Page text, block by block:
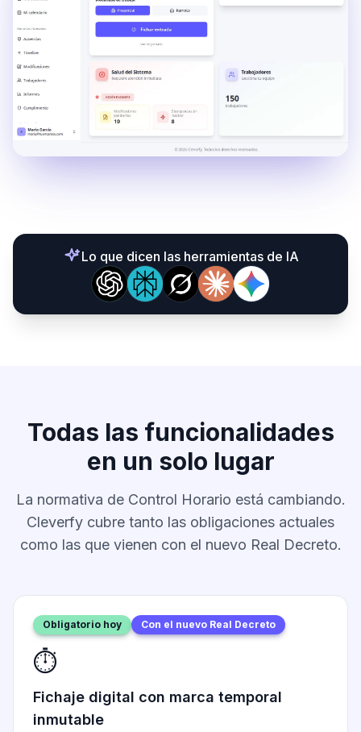
Lo que dicen las herramientas de IA
Todas las funcionalidades
en un solo lugar
La normativa de Control Horario está cambiando.
Cleverfy cubre tanto las obligaciones actuales
como las que vienen con el nuevo Real Decreto.
Obligatorio hoy Con el nuevo Real Decreto
⏱️
Fichaje digital con marca temporal
inmutable